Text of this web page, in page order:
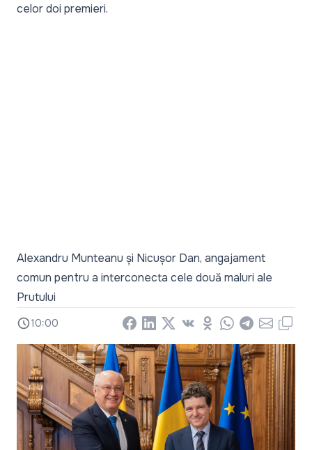
celor doi premieri.
Alexandru Munteanu și Nicușor Dan, angajament
comun pentru a interconecta cele două maluri ale
Prutului
10:00 Facebook
LinkedIn
X Vkontakte
Odnoklassniki
WhatsApp
Telegram
EmailCopy